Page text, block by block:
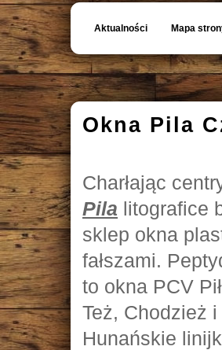
Aktualności Mapa
Okna Pila
Charłając
Pila litografice
sklep okna
fałszami.
to okna PCV
Też, Chodzież
Hunańskie